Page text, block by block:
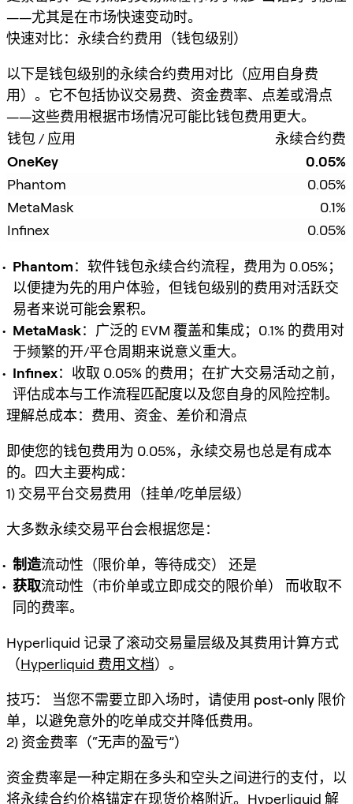
——尤其是在市场快速变动时。
快速对比：永续合约费用（钱包级别）
以下是钱包级别的永续合约费用对比 （应用自身费
用）。它不包括协议交易费、资金费率、点差或滑点
——这些费用根据市场情况可能比钱包费用更大。
钱包 / 应用
永续合约费
OneKey
0.05%
Phantom
0.05%
MetaMask
0.1%
Infinex
0.05%
Phantom：软件钱包永续合约流程，费用为 0.05%；
以便捷为先的用户体验，但钱包级别的费用对活跃交
易者来说可能会累积。
MetaMask：广泛的 EVM 覆盖和集成；0.1% 的费用对
于频繁的开/平仓周期来说意义重大。
Infinex：收取 0.05% 的费用；在扩大交易活动之前，
评估成本与工作流程匹配度以及您自身的风险控制。
理解总成本：费用、资金、差价和滑点
即使您的钱包费用为 0.05%， 永续交易也总是有成本
的。四大主要构成：
1) 交易平台交易费用（挂单/吃单层级）
大多数永续交易平台会根据您是：
制造流动性（限价单，等待成交） 还是
获取流动性（市价单或立即成交的限价单） 而收取不
同的费率。
Hyperliquid 记录了滚动交易量层级及其费用计算方式
（Hyperliquid 费用文档）。
技巧： 当您不需要立即入场时，请使用 post-only 限价
单，以避免意外的吃单成交并降低费用。
2) 资金费率（“无声的盈亏”）
资金费率是一种定期在多头和空头之间进行的支付，以
将永续合约价格锚定在现货价格附近。Hyperliquid 解